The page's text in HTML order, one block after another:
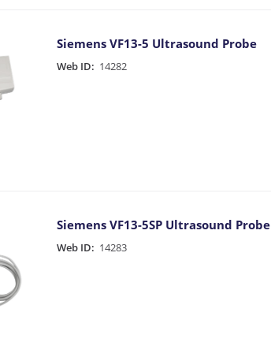
Siemens VF13-5 Ultrasound Probe
Web ID: 14282
Siemens VF13-5SP Ultrasound Probe
Web ID: 14283